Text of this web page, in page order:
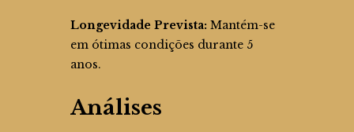
Longevidade Prevista: Mantém-se
em ótimas condições durante 5
anos.
Análises